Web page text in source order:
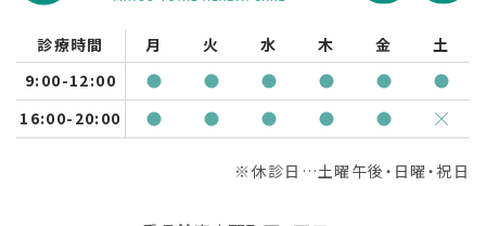
診療時間 月 火 水 木 金
土
9:00-12:00
16:00-20:00
※休診日…土曜午後・日曜・祝日